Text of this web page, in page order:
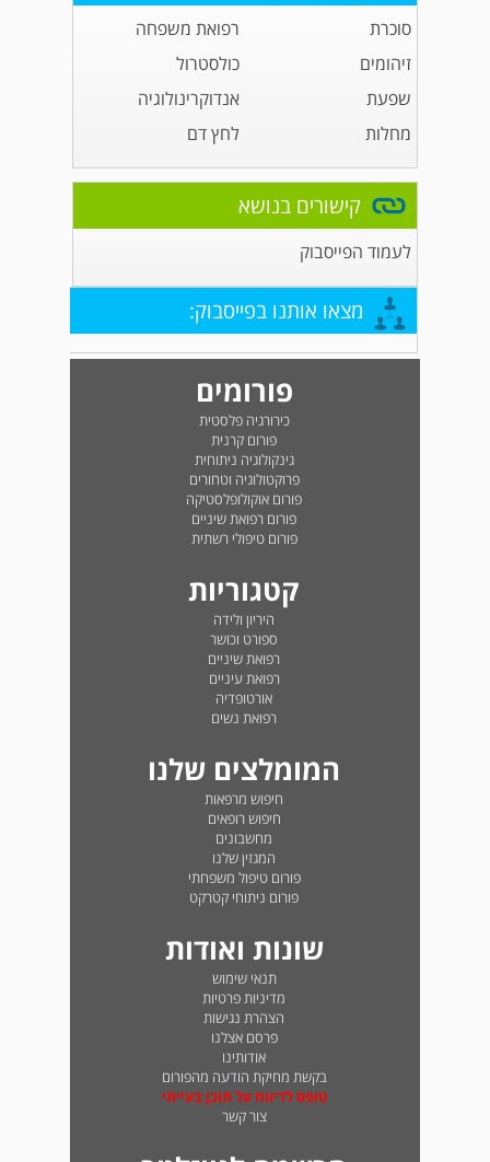
סוכרת
רפואת משפחה
זיהומים
כולסטרול
שפעת
אנדוקרינולוגיה
מחלות
לחץ דם
קישורים בנושא
לעמוד הפייסבוק
מצאו אותנו בפייסבוק:
פורומים
כירורגיה פלסטית
פורום קרנית
גינקולוגיה ניתוחית
פרוקטולוגיה וטחורים
פורום אוקולופלסטיקה
פורום רפואת שיניים
פורום טיפולי רשתית
קטגוריות
היריון ולידה
ספורט וכושר
רפואת שיניים
רפואת עיניים
אורטופדיה
רפואת נשים
המומלצים שלנו
חיפוש מרפאות
חיפוש רופאים
מחשבונים
המגזין שלנו
פורום טיפול משפחתי
פורום ניתוחי קטרקט
שונות ואודות
תנאי שימוש
מדיניות פרטיות
הצהרת נגישות
פרסם אצלנו
אודותינו
בקשת מחיקת הודעה מהפורום
טופס לדיווח על תוכן בעייתי
צור קשר